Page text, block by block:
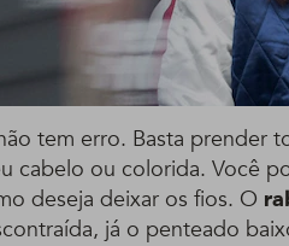
tem erro. Basta prender
cabelo ou colorida. Você
deseja deixar os fios. O
já o penteado